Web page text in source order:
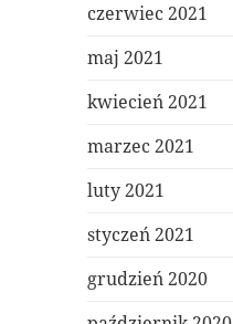
czerwiec 2021
maj 2021
kwiecień 2021
marzec 2021
luty 2021
styczeń 2021
grudzień 2020